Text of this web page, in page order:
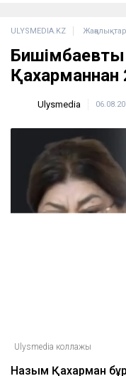
күтеді
кеше,
Тимур
кеше,